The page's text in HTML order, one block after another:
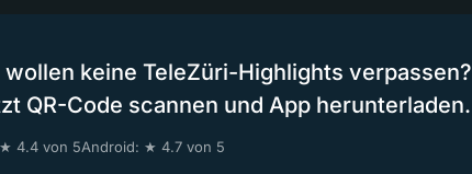
wollen keine TeleZüri-Highlights verpassen?
QR-Code scannen und App herunterladen.
4.4 von 5Android: ★ 4.7 von 5